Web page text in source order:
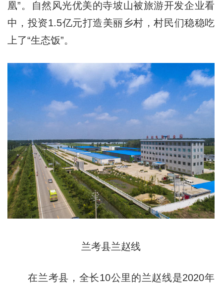
凰”。自然风光优美的寺坡山被旅游开发企业看
中，投资1.5亿元打造美丽乡村，村民们稳稳吃
上了“生态饭”。
兰考县兰赵线
在兰考县，全长10公里的兰赵线是2020年